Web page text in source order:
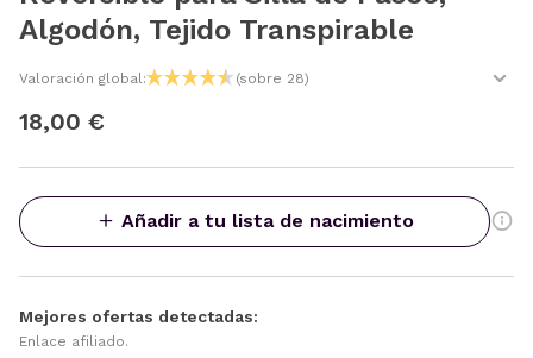
Algodón, Tejido Transpirable
Valoración global: (sobre 28)
18,00 €
Añadir a tu lista de nacimiento
Mejores ofertas detectadas:
Enlace afiliado.